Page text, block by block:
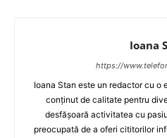
Ioana
https://
Ioana Stan este un redactor cu o
conținut de calitate pentru
desfășoară activitatea cu
preocupată de a oferi cititorilor